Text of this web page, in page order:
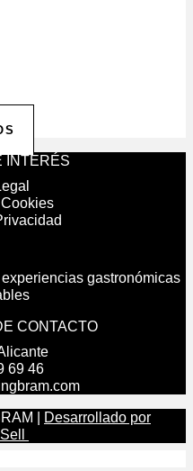
de tus sueños.
INTERÉS
gastronómicas
CONTACTO
69 46
| Desarrollado por